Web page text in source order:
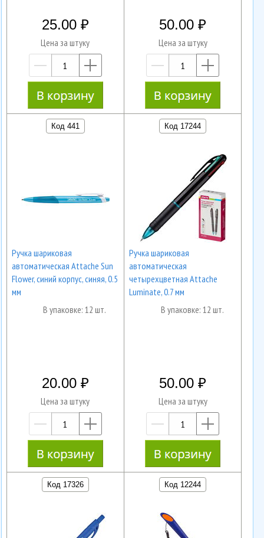
25.00
Цена за штуку
—
50.00
Цена за штуку
—
Код 441
Ручка шариковая
автоматическая Attache Sun
Flower, синий корпус, синяя, 0.5
мм
В упаковке: 12 шт.
20.00
Цена за штуку
—
Код 17244
Ручка шариковая
автоматическая
четырехцветная Attache
Luminate, 0.7 мм
В упаковке: 12 шт.
50.00
Цена за штуку
—
Код 17326 Код 12244